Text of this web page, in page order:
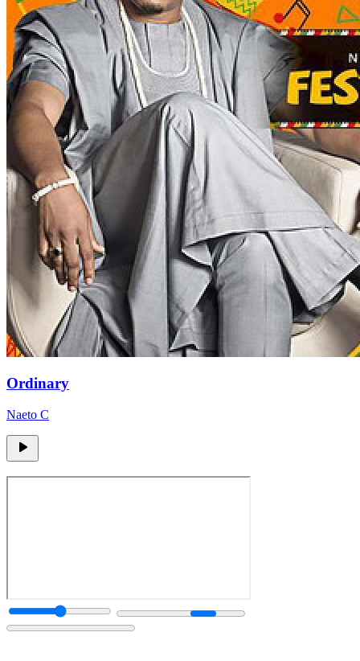
Ordinary
Naeto C